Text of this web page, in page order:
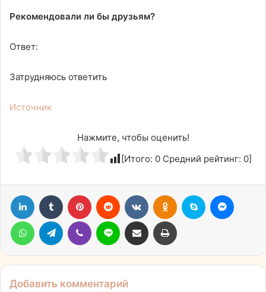
Рекомендовали ли бы друзьям?
Ответ:
Затрудняюсь ответить
Источник
Нажмите, чтобы оценить!
[Итого: 0 Средний рейтинг: 0]
LinkedIn Tumblr Pinterest Reddit ВконтактеОдноклассники
Skype
WhatsAppTelegram Viber Line Поделиться через электронную почту Печатать
Добавить комментарий